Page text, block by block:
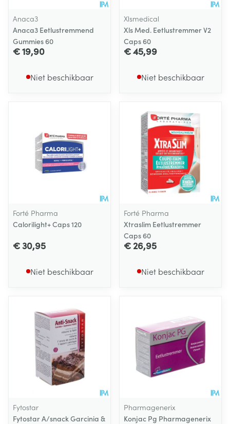
Anaca3
Anaca3 Eetlustremmend
Gummies 60
€ 19,90
Niet beschikbaar
Xlsmedical
Xls Med. Eetlustremmer V2
Caps 60
€ 45,99
Niet beschikbaar
Forté Pharma
Calorilight+ Caps 120
€ 30,95
Niet beschikbaar
Forté Pharma
Xtraslim Eetlustremmer
Caps 60
€ 26,95
Niet beschikbaar
Fytostar
Fytostar A/snack Garcinia &
Pharmagenerix
Konjac Pg Pharmagenerix